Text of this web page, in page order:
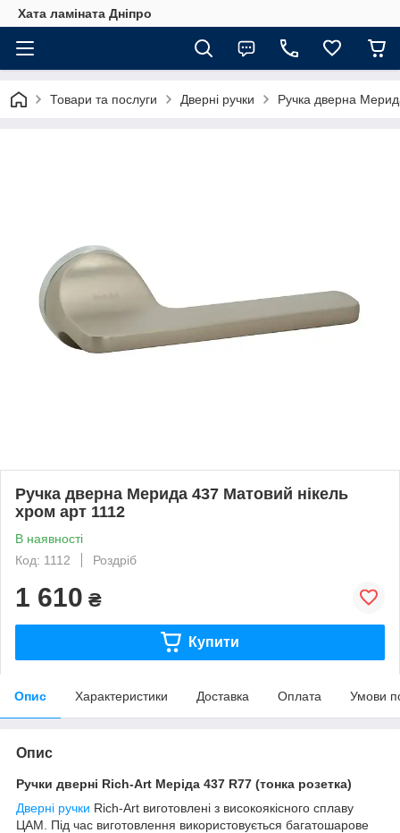
Хата ламіната Дніпро
Товари та послуги Дверні ручки Ручка дверна
Ручка дверна Мерида 437 Матовий нікель
хром арт 1112
В наявності
Код: 1112
Роздріб
1 610 ₴
Купити
Опис Характеристики Доставка Оплата Умови
Опис
Ручки дверні Rich-Art Меріда 437 R77 (тонка розетка)
Дверні ручки Rich-Art виготовлені з високоякісного сплаву
ЦАМ. Під час виготовлення використовується багатошарове